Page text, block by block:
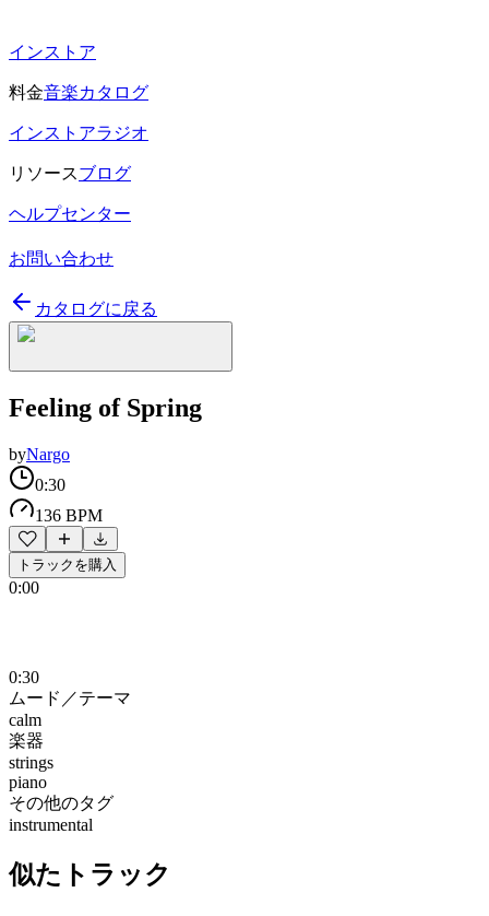
インストア
料金音楽カタログ
インストアラジオ
リソースブログ
ヘルプセンター
お問い合わせ
カタログに戻る
Feeling of Spring
byNargo
0:30
136 BPM
トラックを購入
0:00
0:30
ムード／テーマ
calm
楽器
strings
piano
その他のタグ
instrumental
似たトラック